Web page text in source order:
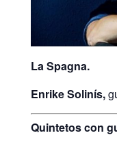
La Spagna.
Enrike Solinís,
Quintetos con